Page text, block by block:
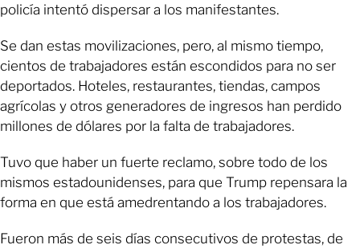
policía intentó dispersar a los manifestantes.
Se dan estas movilizaciones, pero, al mismo tiempo,
cientos de trabajadores están escondidos para no ser
deportados. Hoteles, restaurantes, tiendas, campos
agrícolas y otros generadores de ingresos han perdido
millones de dólares por la falta de trabajadores.
Tuvo que haber un fuerte reclamo, sobre todo de los
mismos estadounidenses, para que Trump repensara la
forma en que está amedrentando a los trabajadores.
Fueron más de seis días consecutivos de protestas, de